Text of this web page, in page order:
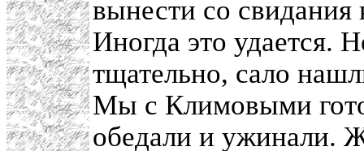
вынести со свидания
Иногда это удается.
тщательно, сало
Мы с Климовыми
обедали и ужинали.